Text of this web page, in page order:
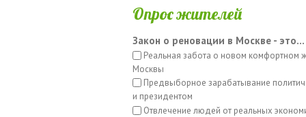
Опрос жителей
Закон о реновации в Москве - это...
Реальная забота о новом комфортном
Москвы
Предвыборное зарабатывание
и президентом
Отвлечение людей от реальных